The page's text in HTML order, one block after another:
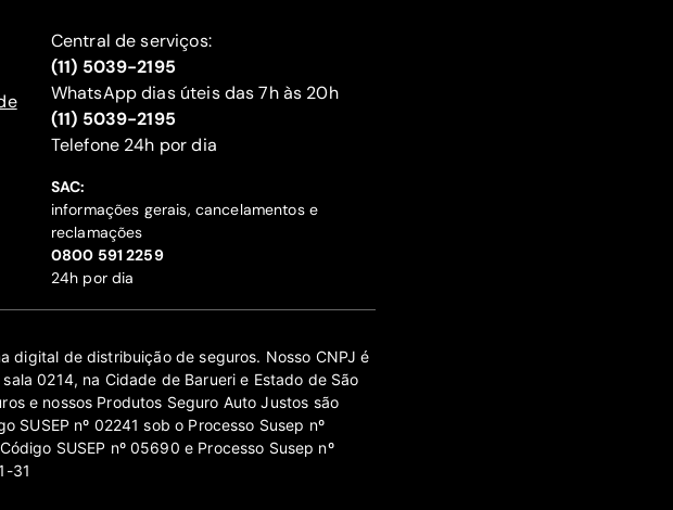
Central de serviços:
(11) 5039-2195
WhatsApp dias úteis das 7h às 20h
(11) 5039-2195
‍Telefone 24h por dia
SAC:
informações gerais, cancelamentos e
reclamações
‍0800 591 2259
24h por dia
digital de distribuição de seguros. Nosso CNPJ é
0214, na Cidade de Barueri e Estado de São
e nossos Produtos Seguro Auto Justos são
SUSEP nº 02241 sob o Processo Susep nº
SUSEP nº 05690 e Processo Susep nº
31